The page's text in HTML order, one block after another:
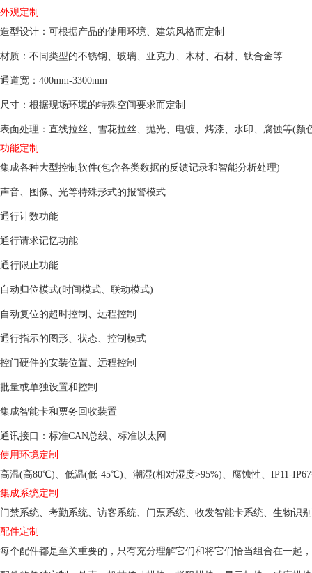
外观定制
造型设计：可根据产品的使用环境、建筑风格而定制
材质：不同类型的不锈钢、玻璃、亚克力、木材、石材、钛合金等
通道宽：400mm-3300mm
尺寸：根据现场环境的特殊空间要求而定制
表面处理：直线拉丝、雪花拉丝、抛光、电镀、烤漆、水印、腐蚀等(颜
功能定制
集成各种大型控制软件(包含各类数据的反馈记录和智能分析处理)
声音、图像、光等特殊形式的报警模式
通行计数功能
通行请求记忆功能
通行限止功能
自动归位模式(时间模式、联动模式)
自动复位的超时控制、远程控制
通行指示的图形、状态、控制模式
控门硬件的安装位置、远程控制
批量或单独设置和控制
集成智能卡和票务回收装置
通讯接口：标准CAN总线、标准以太网
使用环境定制
高温(高80℃)、低温(低-45℃)、潮湿(相对湿度>95%)、腐蚀性、IP11-
集成系统定制
门禁系统、考勤系统、访客系统、门票系统、收发智能卡系统、生物识
配件定制
每个配件都是至关重要的，只有充分理解它们和将它们恰当组合在一起